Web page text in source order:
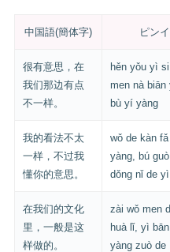
中国語(簡体字) ピン
很有意思，在
我们那边有点
不一样。
hěn yǒu yì
men nà biān
bù yí yàng
我的看法不太
一样，不过我
懂你的意思。
wǒ de kàn
yàng, bú
dǒng nǐ de
在我们的文化
里，一般是这
样做的。
zài wǒ men
huà lǐ, yì
yàng zuò de